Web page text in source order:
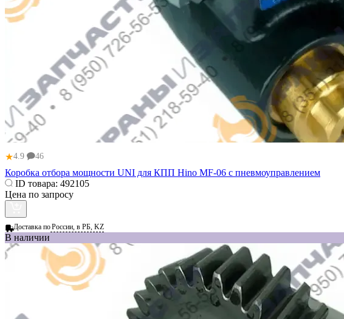
★4.9 46
Коробка отбора мощности UNI для КПП Hino MF-06 с пневмоуправлением
ID товара: 492105
Цена по запросу
Доставка поРоссии, в РБ, KZ
В наличии